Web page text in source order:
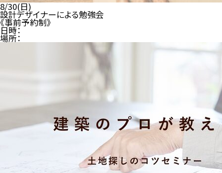
8/30(日)
設計デザイナーによる勉強会
《事前予約制》
日時：
場所：